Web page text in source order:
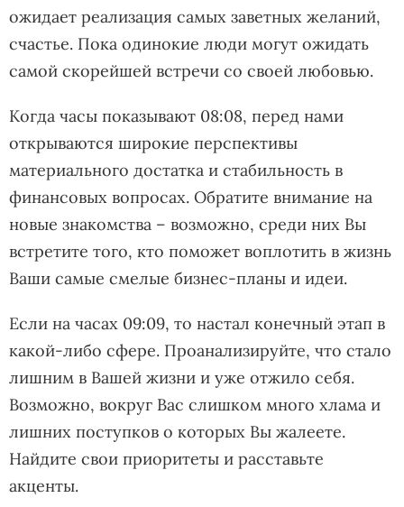
ожидает реализация самых заветных желаний,
счастье. Пока одинокие люди могут ожидать
самой скорейшей встречи со своей любовью.
Когда часы показывают 08:08, перед нами
открываются широкие перспективы
материального достатка и стабильность в
финансовых вопросах. Обратите внимание на
новые знакомства – возможно, среди них Вы
встретите того, кто поможет воплотить в жизнь
Ваши самые смелые бизнес-планы и идеи.
Если на часах 09:09, то настал конечный этап в
какой-либо сфере. Проанализируйте, что стало
лишним в Вашей жизни и уже отжило себя.
Возможно, вокруг Вас слишком много хлама и
лишних поступков о которых Вы жалеете.
Найдите свои приоритеты и расставьте
акценты.